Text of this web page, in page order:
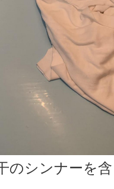
のシンナーを